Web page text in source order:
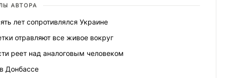
АВТОРА
лет сопротивлялся Украине
отравляют все живое вокруг
реет над аналоговым человеком
Донбассе